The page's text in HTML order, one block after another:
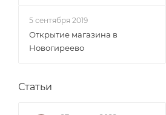
5 сентября 2019
Открытие магазина в
Новогиреево
Статьи